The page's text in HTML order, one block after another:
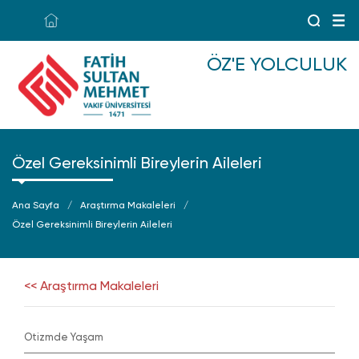
ÖZ'E YOLCULUK
Özel Gereksinimli Bireylerin Aileleri
Ana Sayfa
Araştırma Makaleleri
Özel Gereksinimli Bireylerin Aileleri
<< Araştırma Makaleleri
Otizmde Yaşam